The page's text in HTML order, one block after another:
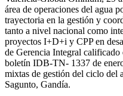
área de operaciones del agua
trayectoria en la gestión y
tanto a nivel nacional como
proyectos I+D+i y CPP en
de Gerencia Integral
boletín IDB-TN- 1337 de
mixtas de gestión del ciclo del
Sagunto, Gandía.